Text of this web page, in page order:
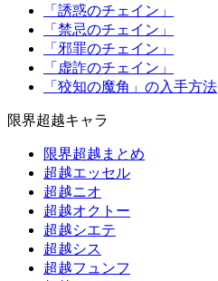
「誘惑のチェイン」
「禁忌のチェイン」
「邪罪のチェイン」
「虚詐のチェイン」
「狡知の魔角」の入手方法
限界超越キャラ
限界超越まとめ
超越エッセル
超越ニオ
超越オクトー
超越シエテ
超越シス
超越フュンフ